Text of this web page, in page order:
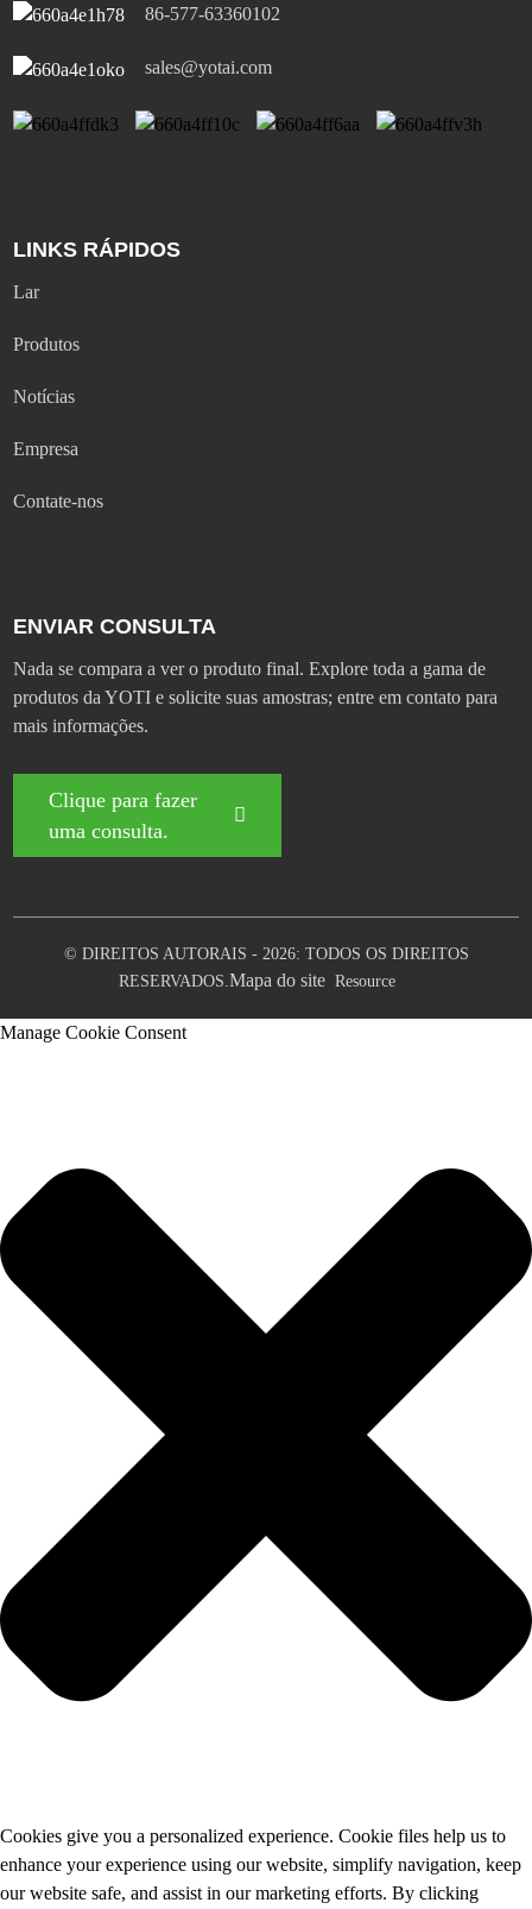
86-577-63360102
sales@yotai.com
LINKS RÁPIDOS
Lar
Produtos
Notícias
Empresa
Contate-nos
ENVIAR CONSULTA
Nada se compara a ver o produto final. Explore toda a gama de
produtos da YOTI e solicite suas amostras; entre em contato para
mais informações.
Clique para fazer
uma consulta.
© DIREITOS AUTORAIS - 2026: TODOS OS DIREITOS
RESERVADOS. Mapa do site Resource
Manage Cookie Consent
Cookies give you a personalized experience. Cookie files help us to
enhance your experience using our website, simplify navigation, keep
our website safe, and assist in our marketing efforts. By clicking